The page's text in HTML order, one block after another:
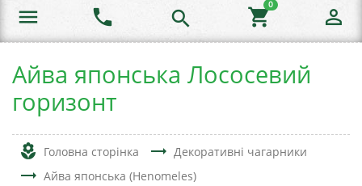
menu phone search shopping_cart
0
person_outline
Айва японська Лососевий
горизонт
local_florist Головна сторінка trending_flat Декоративні чагарники
trending_flat Айва японська (Henomeles)